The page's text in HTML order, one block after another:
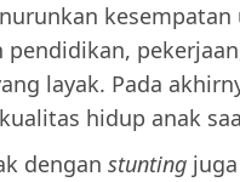
kesempatan
pendidikan,
layak. Pada
hidup anak
dengan stunting